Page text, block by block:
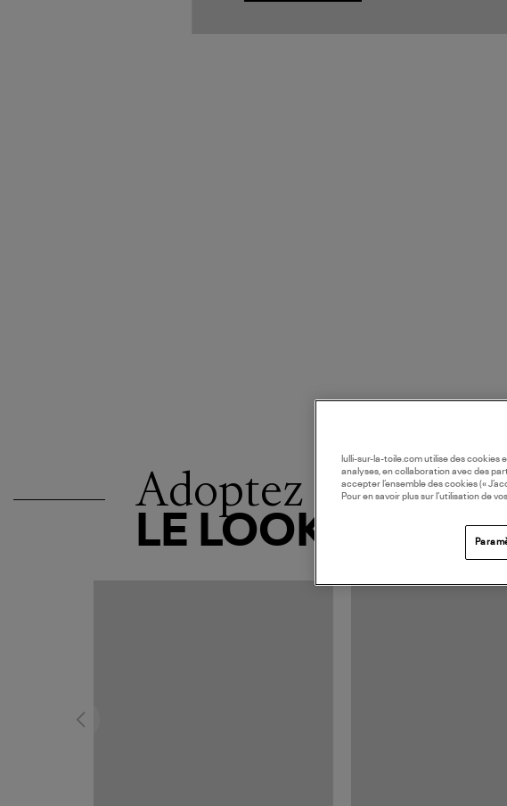
Adoptez
LE LOOK
lulli-sur-la-toile.com utilise des cookies
analyses, en collaboration avec des
accepter l’ensemble des cookies («
Pour en savoir plus sur l’utilisation de